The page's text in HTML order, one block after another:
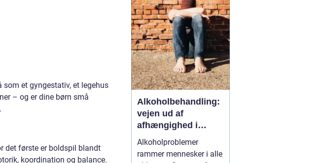
et gyngestativ, et legehus
– og er dine børn små
det første er boldspil blandt
koordination og balance.
affektionsværdi, som
helst skal komme sikkert
frem. Mange vælger
der...
Alkoholbehandling:
vejen ud af
afhængighed i
trygge rammer
Alkoholproblemer
rammer mennesker i alle